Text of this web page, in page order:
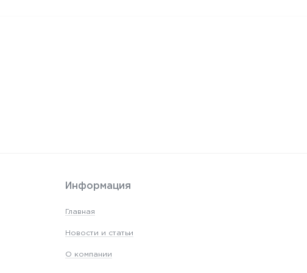
Информация
Главная
Новости и статьи
О компании